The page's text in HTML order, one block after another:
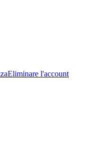
Eliminare l'account